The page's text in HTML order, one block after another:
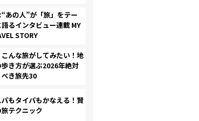
あの人”が「旅」をテー
るインタビュー連載 MY
STORY
んな旅がしてみたい！地
き方が選ぶ2026年絶対
き旅先30
パもタイパもかなえる！賢
テクニック